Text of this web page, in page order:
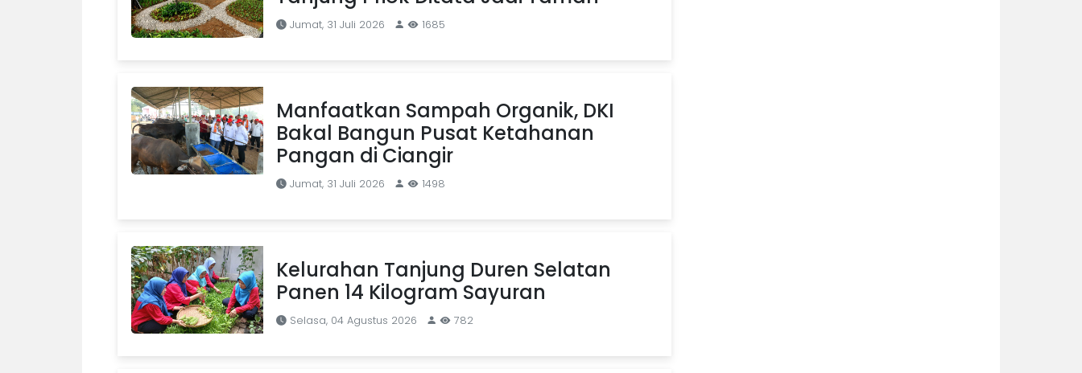
Jumat, 31 Juli 2026 1685
Manfaatkan Sampah Organik, DKI
Bakal Bangun Pusat Ketahanan
Pangan di Ciangir
Jumat, 31 Juli 2026 1498
Kelurahan Tanjung Duren Selatan
Panen 14 Kilogram Sayuran
Selasa, 04 Agustus 2026 782